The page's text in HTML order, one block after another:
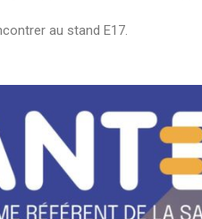
au stand E17.